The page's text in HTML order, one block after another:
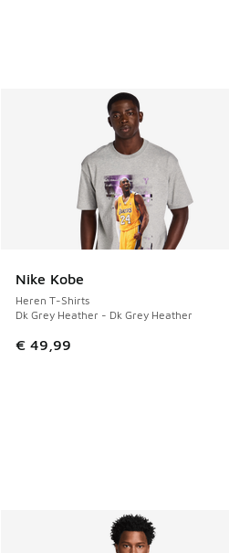
Nike Kobe
Heren T-Shirts
Dk Grey Heather - Dk Grey Heather
€ 49,99